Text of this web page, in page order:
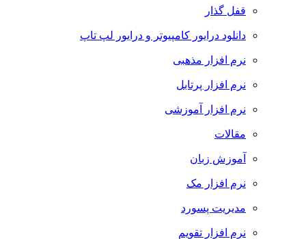
قفل گذار
دانلود درایور کامپیوتر و درایور لپ تاپ
نرم افزار مذهبی
نرم افزار پرتابل
نرم افزار آموزشی
مقالات
آموزش زبان
نرم افزار مک
مدیریت پسورد
نرم افزار تقویم